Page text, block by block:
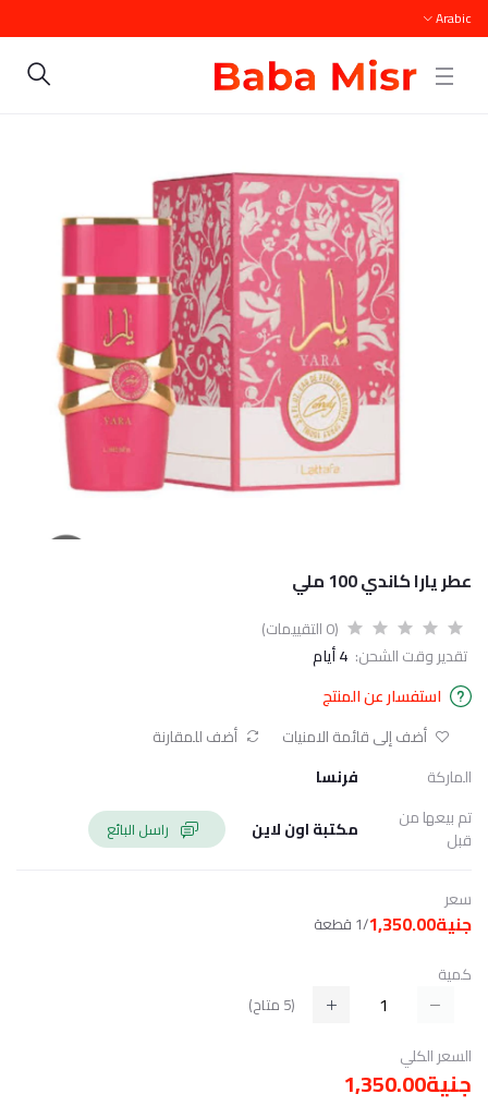
Arabic
عطر يارا كاندي 100 ملي
(0 التقييمات)
تقدير وقت الشحن: 4 أيام
استفسار عن المنتج
أضف إلى قائمة الامنيات
أضف للمقارنة
الماركة
فرنسا
تم بيعها من
قبل
مكتبة اون لاين
سعر
جنية1,350.00 /1 قطعة
كمية
(
5 متاح)
السعر الكلي
جنية1,350.00